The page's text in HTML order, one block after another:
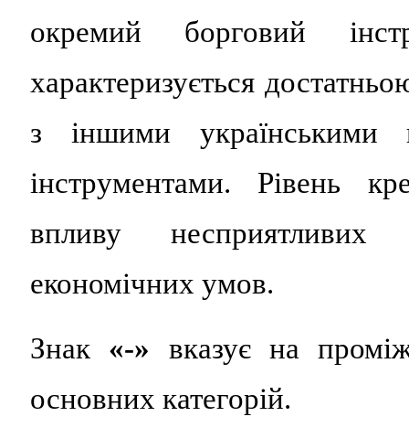
окремий борговий
характеризується
з іншими українськими
інструментами. Рівень
впливу
економічних умов.
Знак «-» вказує на
основних категорій.